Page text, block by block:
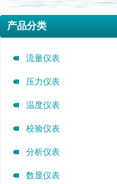
1
2
产品分类
流量仪表
压力仪表
温度仪表
校验仪表
分析仪表
数显仪表